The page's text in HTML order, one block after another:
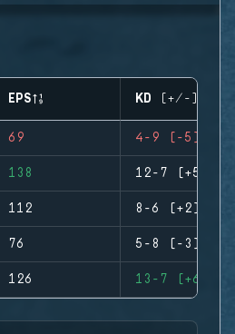
EPS KD (+/-)
69 4-9 (-5)
138 12-7 (+5)
112 8-6 (+2)
76 5-8 (-3)
126 13-7 (+6)